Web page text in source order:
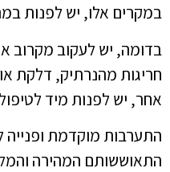
במקרים אלו, יש לפנות
בדומה, יש לעקוב מקרוב
חריגות מהנרתיק, דלקת
אחר, יש לפנות מיד לטיפול
התערבות מוקדמת ופנייה
התאוששותם המהירה